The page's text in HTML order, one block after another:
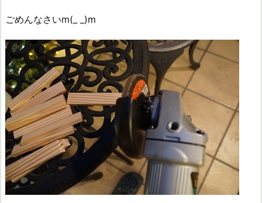
ごめんなさいm(_ _)m